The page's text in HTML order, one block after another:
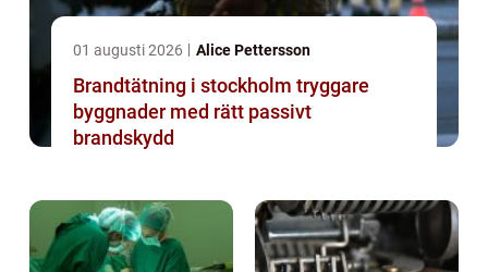
01 augusti 2026 Alice Pettersson
Brandtätning i stockholm tryggare
byggnader med rätt passivt
brandskydd